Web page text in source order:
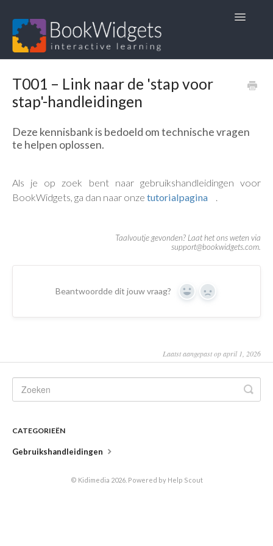
Toggle
1. Veelgestelde vragen
2. Gebruikshandleidingen
4. Andere talen 🏴󠁧󠁢󠁥󠁮󠁧󠁿🇫🇷🇩🇪
T001 – Link naar de 'stap voor
stap'-handleidingen
Deze kennisbank is bedoeld om technische vragen
te helpen oplossen.
Als je op zoek bent naar gebruikshandleidingen voor
BookWidgets, ga dan naar onze tutorial­pagina .
Beantwoordde dit jouw vraag? Yes No
Laatst aangepast op april 1, 2026
CATEGORIEËN
Gebruikshandleidingen
© Kidimedia 2026. Powered by Help Scout